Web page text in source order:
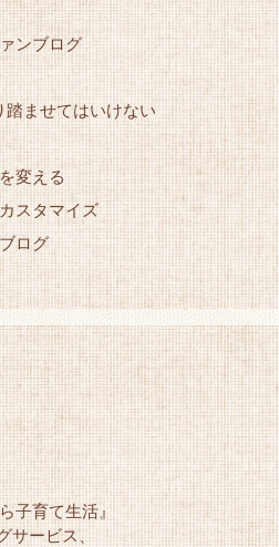
ンブログ
踏ませてはいけない
変える
スタマイズ
ログ
子育て生活』
サービス、